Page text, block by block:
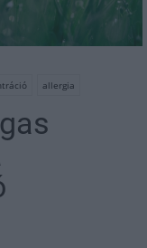
allergia